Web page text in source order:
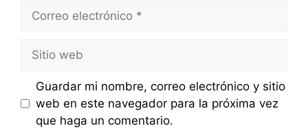
Correo
Sitio
web
Guardar mi nombre, correo electrónico y sitio
web en este navegador para la próxima vez
que haga un comentario.